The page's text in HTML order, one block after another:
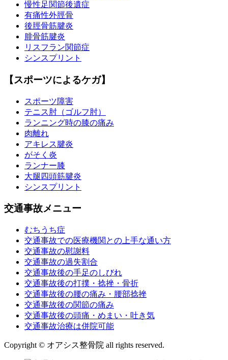
慢性足関節後遺症
有痛性外脛骨
後脛骨筋腱炎
腓骨筋腱炎
リスフラン関節症
シンスプリント
【スポーツによるケガ】
スポーツ障害
テニス肘（ゴルフ肘）
ランニング時の膝の痛み
肉離れ
アキレス腱炎
がそく炎
ランナー膝
大腿四頭筋腱炎
シンスプリント
交通事故メニュー
むちうち症
交通事故での医療機関との上手な通い方
交通事故の慰謝料
交通事故の過失割合
交通事故後の手足のしびれ
交通事故後の打撲・捻挫・骨折
交通事故後の腰の痛み・腰部捻挫
交通事故後の関節の痛み
交通事故後の頭痛・めまい・吐き気
交通事故治療は併院可能
Copyright © オアシス整骨院 all rights reserved.